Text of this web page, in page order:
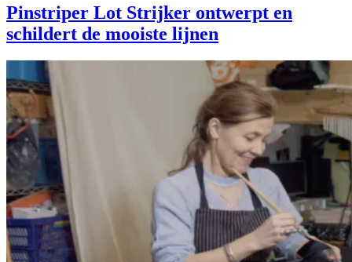
Pinstriper Lot Strijker ontwerpt en
schildert de mooiste lijnen